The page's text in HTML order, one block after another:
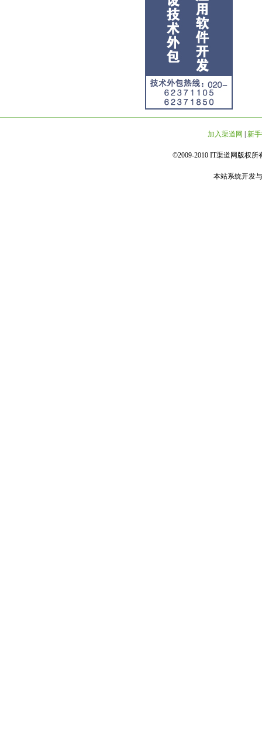
加入渠道网 新
©2009-2010 IT渠道网版权所
本站系统开发